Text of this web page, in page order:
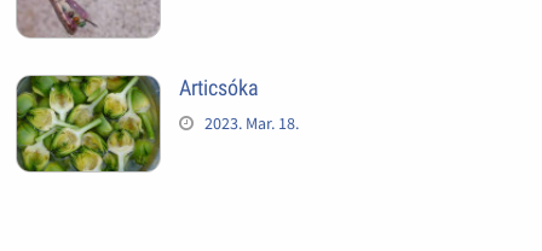
Articsóka
2023. Mar. 18.